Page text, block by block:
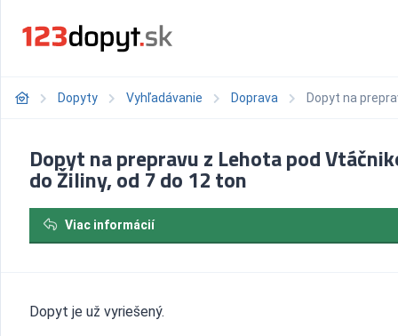
Dopyty Vyhľadávanie Doprava Dopyt na
Dopyt na prepravu z Lehota pod
do Žiliny, od 7 do 12 ton
Viac informácií
Dopyt je už vyriešený.